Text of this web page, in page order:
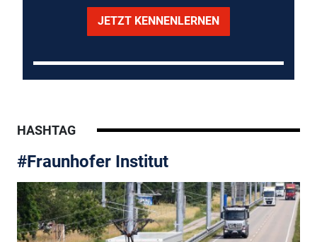
JETZT KENNENLERNEN
HASHTAG
#Fraunhofer Institut